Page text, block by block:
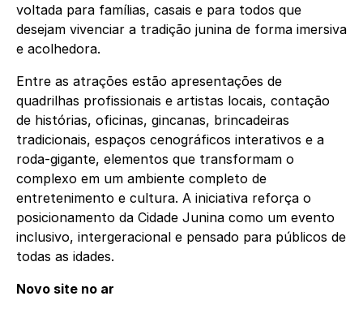
voltada para famílias, casais e para todos que
desejam vivenciar a tradição junina de forma imersiva
e acolhedora.
Entre as atrações estão apresentações de
quadrilhas profissionais e artistas locais, contação
de histórias, oficinas, gincanas, brincadeiras
tradicionais, espaços cenográficos interativos e a
roda-gigante, elementos que transformam o
complexo em um ambiente completo de
entretenimento e cultura. A iniciativa reforça o
posicionamento da Cidade Junina como um evento
inclusivo, intergeracional e pensado para públicos de
todas as idades.
Novo site no ar